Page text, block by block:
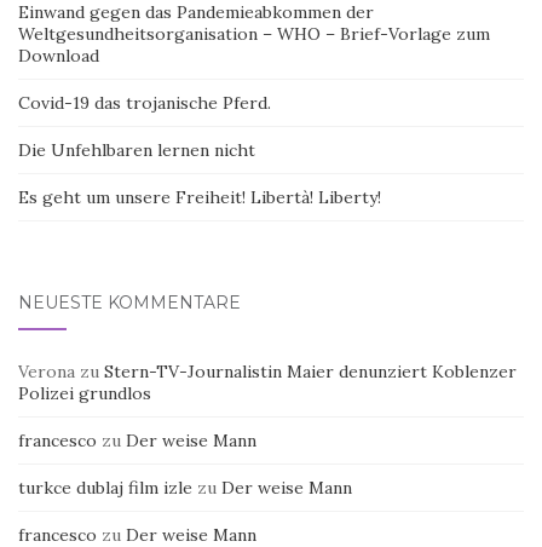
Einwand gegen das Pandemieabkommen der
Weltgesundheitsorganisation – WHO – Brief-Vorlage zum
Download
Covid-19 das trojanische Pferd.
Die Unfehlbaren lernen nicht
Es geht um unsere Freiheit! Libertà! Liberty!
NEUESTE KOMMENTARE
Verona zu Stern-TV-Journalistin Maier denunziert Koblenzer
Polizei grundlos
francesco zu Der weise Mann
turkce dublaj film izle zu Der weise Mann
francesco zu Der weise Mann